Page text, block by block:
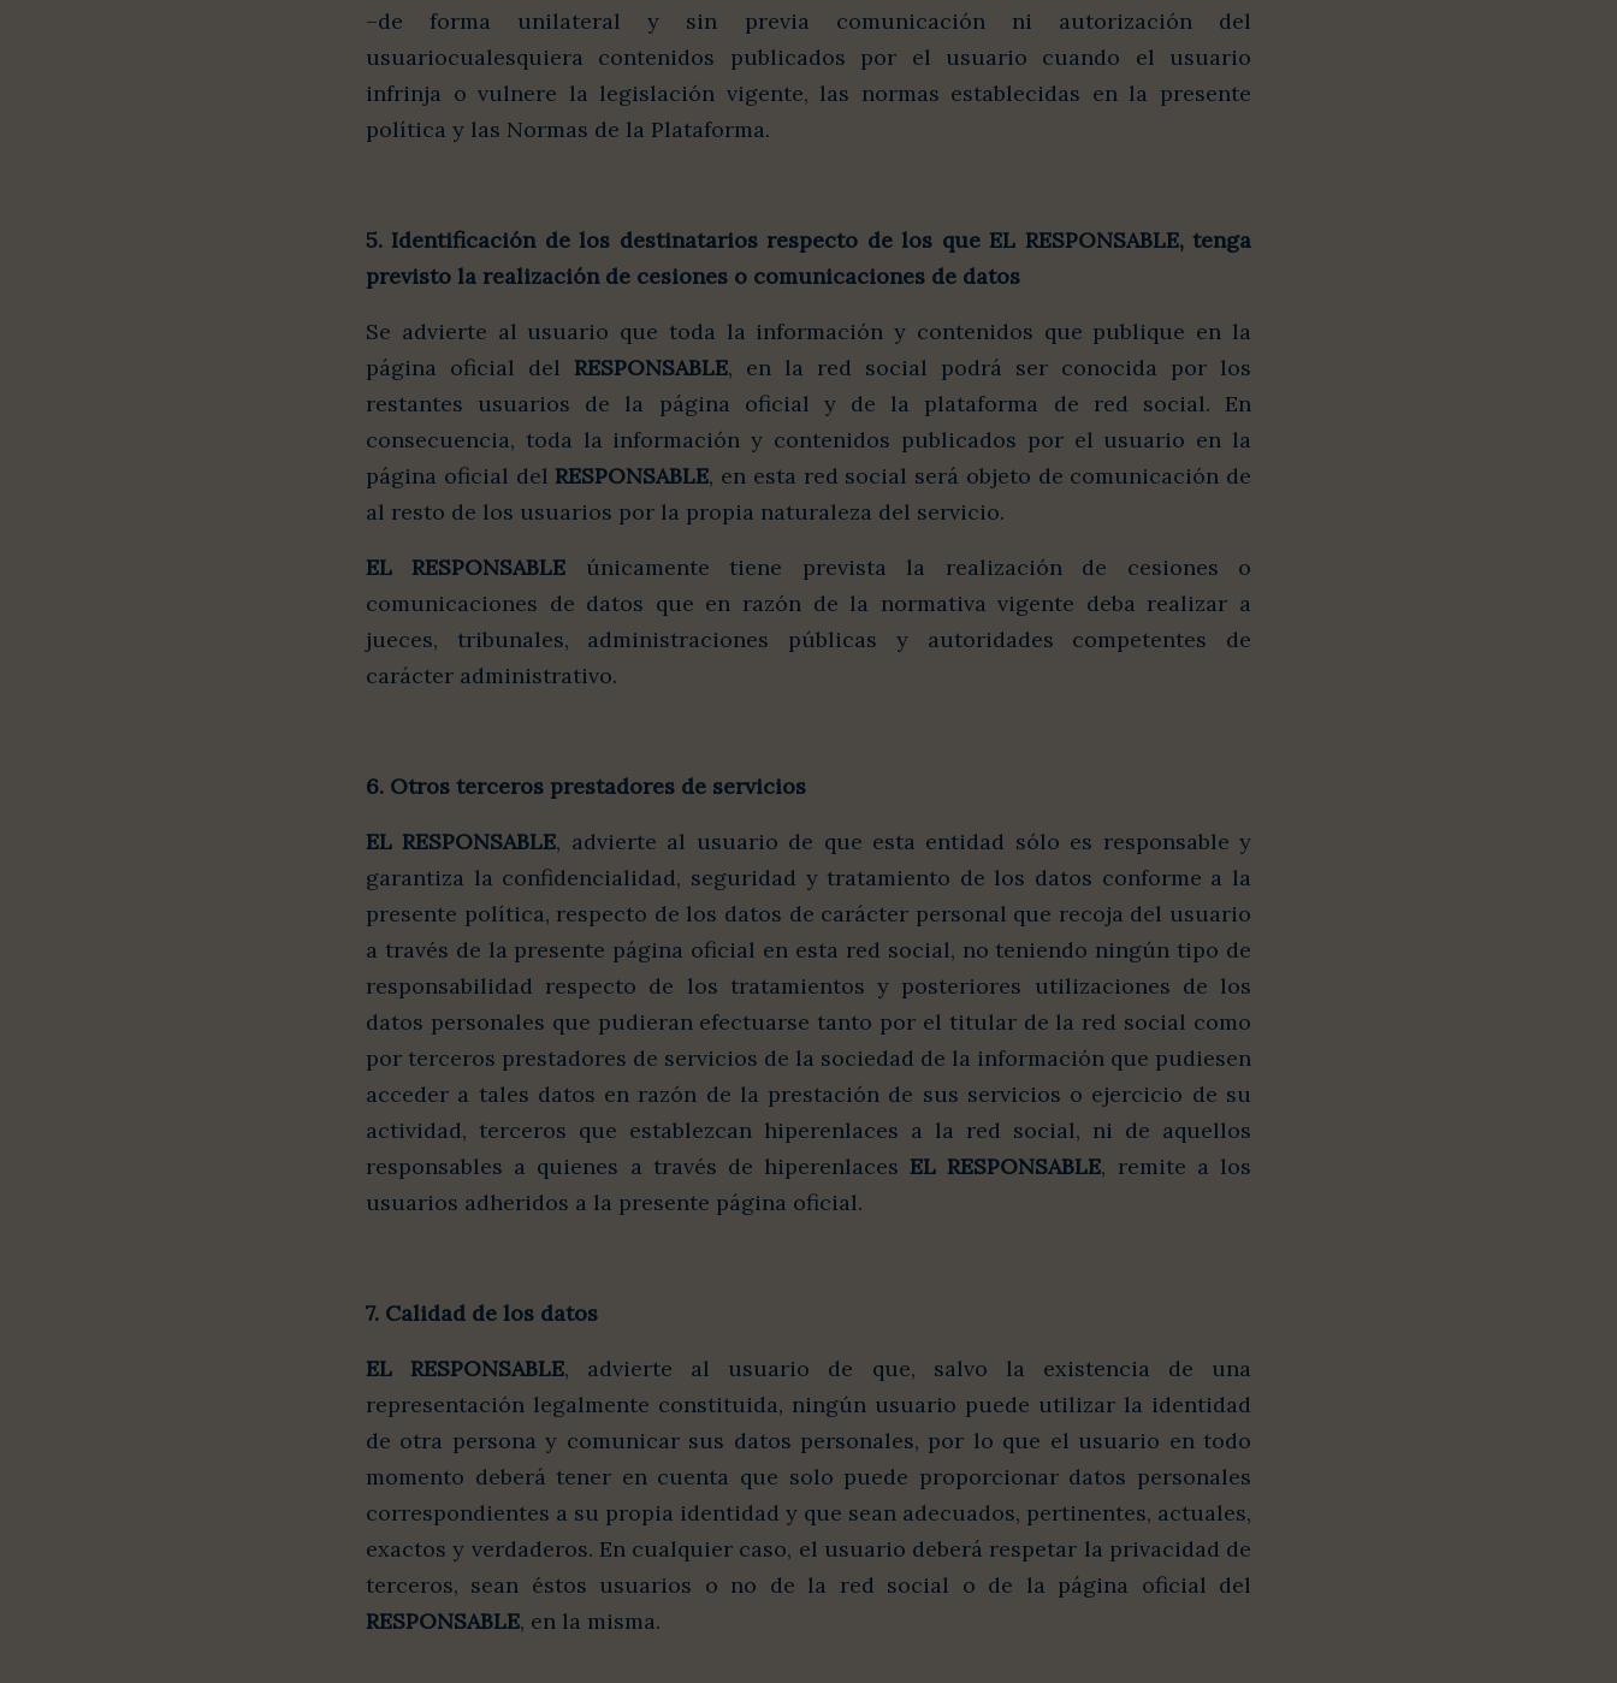
–de forma unilateral y sin previa comunicación ni autorización del
usuariocualesquiera contenidos publicados por el usuario cuando el usuario
infrinja o vulnere la legislación vigente, las normas establecidas en la presente
política y las Normas de la Plataforma.
5. Identificación de los destinatarios respecto de los que EL RESPONSABLE, tenga
previsto la realización de cesiones o comunicaciones de datos
Se advierte al usuario que toda la información y contenidos que publique en la
página oficial del RESPONSABLE, en la red social podrá ser conocida por los
restantes usuarios de la página oficial y de la plataforma de red social. En
consecuencia, toda la información y contenidos publicados por el usuario en la
página oficial del RESPONSABLE, en esta red social será objeto de comunicación de
al resto de los usuarios por la propia naturaleza del servicio.
EL RESPONSABLE únicamente tiene prevista la realización de cesiones o
comunicaciones de datos que en razón de la normativa vigente deba realizar a
jueces, tribunales, administraciones públicas y autoridades competentes de
carácter administrativo.
6. Otros terceros prestadores de servicios
EL RESPONSABLE, advierte al usuario de que esta entidad sólo es responsable y
garantiza la confidencialidad, seguridad y tratamiento de los datos conforme a la
presente política, respecto de los datos de carácter personal que recoja del usuario
a través de la presente página oficial en esta red social, no teniendo ningún tipo de
responsabilidad respecto de los tratamientos y posteriores utilizaciones de los
datos personales que pudieran efectuarse tanto por el titular de la red social como
por terceros prestadores de servicios de la sociedad de la información que pudiesen
acceder a tales datos en razón de la prestación de sus servicios o ejercicio de su
actividad, terceros que establezcan hiperenlaces a la red social, ni de aquellos
responsables a quienes a través de hiperenlaces EL RESPONSABLE, remite a los
usuarios adheridos a la presente página oficial.
7. Calidad de los datos
EL RESPONSABLE, advierte al usuario de que, salvo la existencia de una
representación legalmente constituida, ningún usuario puede utilizar la identidad
de otra persona y comunicar sus datos personales, por lo que el usuario en todo
momento deberá tener en cuenta que solo puede proporcionar datos personales
correspondientes a su propia identidad y que sean adecuados, pertinentes, actuales,
exactos y verdaderos. En cualquier caso, el usuario deberá respetar la privacidad de
terceros, sean éstos usuarios o no de la red social o de la página oficial del
RESPONSABLE, en la misma.